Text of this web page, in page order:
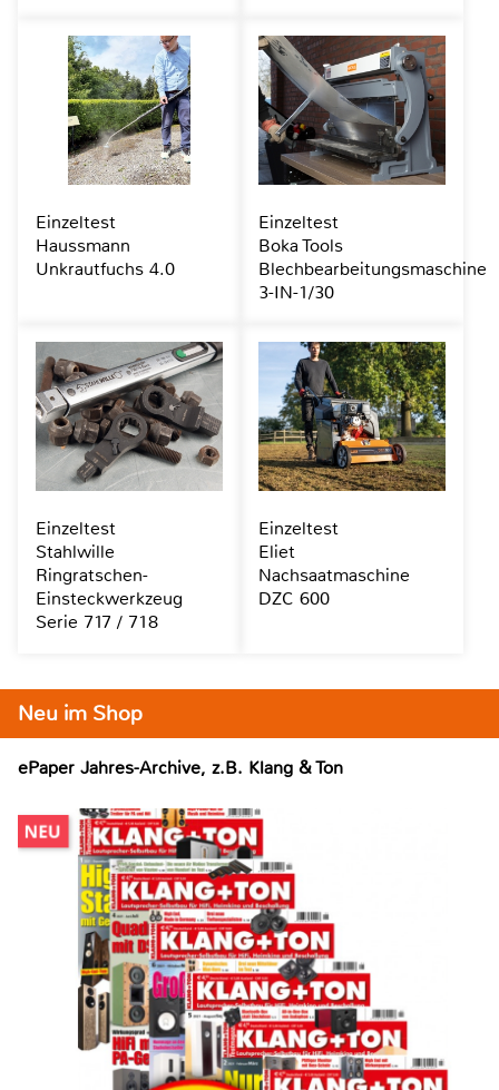
Neu im Shop
ePaper Jahres-Archive, z.B. Klang & Ton
Einzeltest
Haussmann
Unkrautfuchs 4.0
Einzeltest
Boka Tools
Blechbearbeitungsmaschine
3-IN-1/30
Einzeltest
Stahlwille
Ringratschen-
Einsteckwerkzeug
Serie 717 / 718
Einzeltest
Eliet
Nachsaatmaschine
DZC 600